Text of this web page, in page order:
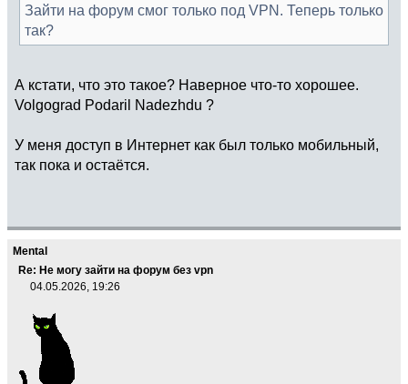
Зайти на форум смог только под VPN. Теперь только
так?
А кстати, что это такое? Наверное что-то хорошее.
Volgograd Podaril Nadezhdu ?
У меня доступ в Интернет как был только мобильный,
так пока и остаётся.
Mental
Re: Не могу зайти на форум без vpn
04.05.2026, 19:26